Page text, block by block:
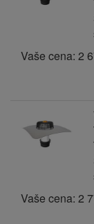
Vaše cena: 2
Vaše cena: 2